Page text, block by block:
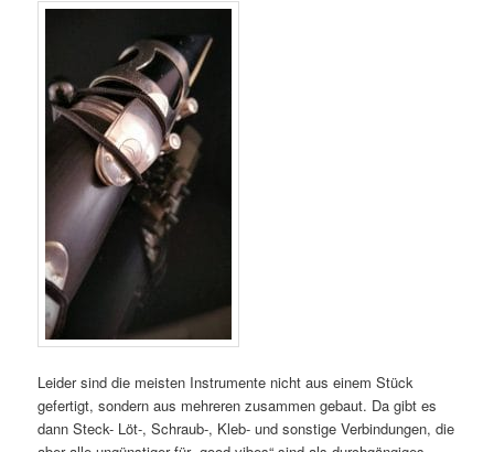
Leider sind die meisten Instrumente nicht aus einem Stück
gefertigt, sondern aus mehreren zusammen gebaut. Da gibt es
dann Steck- Löt-, Schraub-, Kleb- und sonstige Verbindungen, die